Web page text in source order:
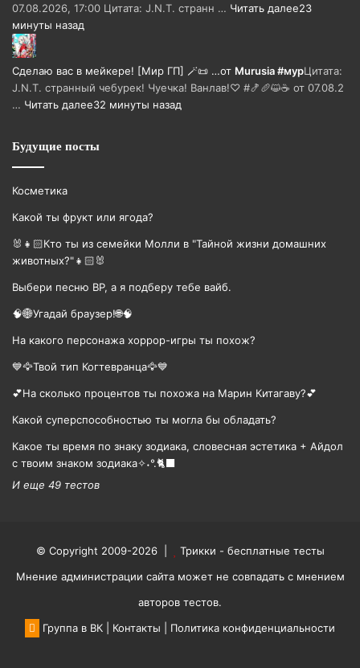
07.08.2026, 17:00 Цитата: J.N.T. странн … Читать далее23
минуты назад
Сделаю вас в мейкере! [Мир ГП] 🪄📜 …от Murusia #мурЦитата:
J.N.T. странный чебурек! Чуечка! Ванлав!♡ #🍤🥖😺☕ от 07.08.2
… Читать далее32 минуты назад
Будущие посты
Косметика
Какой ты фрукт или ягода?
🐰👧🏻Кто ты из семейки Молли в "Тайной жизни домашних
животных?"👧🏻🐰
Выбери песню BP, а я подберу тебе вайб.
🧠🌐Угадай браузер!🌐🧠
На какого персонажа хоррор-игры ты похож?
💙🦅Твой тип Когтевранца🦅💙
💕На сколько процентов ты похожа на Марин Китагаву?💕
Какой суперспособностью ты могла бы обладать?
Какое ты время по знаку зодиака, словесная эстетика + Айдол
с твоим знаком зодиака✧˖°.🐈‍⬛
И еще 49 тестов
© Copyright 2009-2026 |
Трикки - бесплатные тесты
Мнение администрации сайта может не совпадать с мнением
авторов тестов.
Группа в ВК
Контакты Политика конфиденциальности